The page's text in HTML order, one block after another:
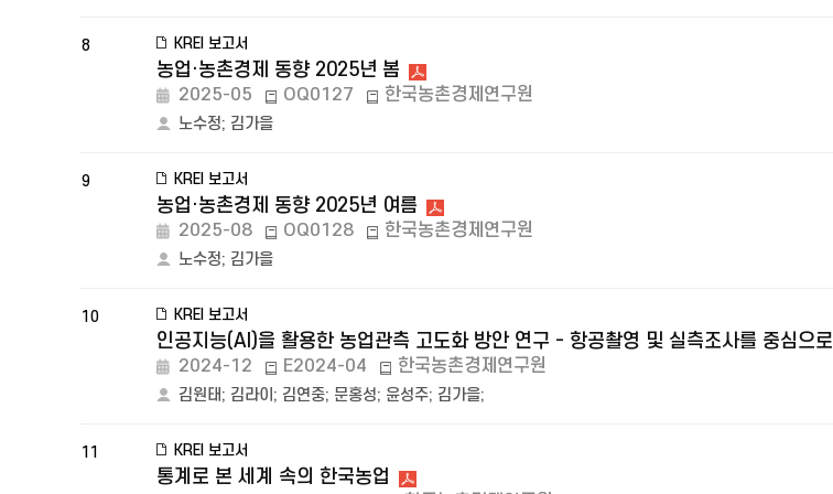
8 KREI 보고서
농업·농촌경제 동향 2025년 봄
2025-05 OQ0127 한국농촌경제연구원
노수정; 김가을
9 KREI 보고서
농업·농촌경제 동향 2025년 여름
2025-08 OQ0128 한국농촌경제연구원
노수정; 김가을
10 KREI 보고서
인공지능(AI)을 활용한 농업관측 고도화 방안 연구 - 항공촬영 및 실측조사를 중심으로
2024-12 E2024-04 한국농촌경제연구원
김원태; 김라이 ; 김연중; 문홍성; 윤성주; 김가을;
11 KREI 보고서
통계로 본 세계 속의 한국농업